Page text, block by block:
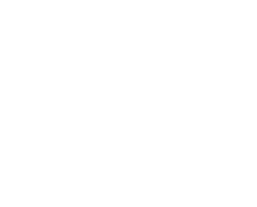
Tres personas han sido
más de 2.600 contratos y